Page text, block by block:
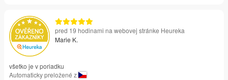
pred 19 hodinami na webovej stránke Heureka
Marie K.
všetko je v poriadku
Automaticky preložené z